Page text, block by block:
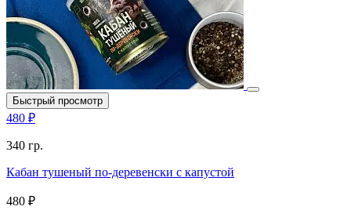
Быстрый просмотр
480 ₽
340 гр.
Кабан тушеный по-деревенски с капустой
480 ₽